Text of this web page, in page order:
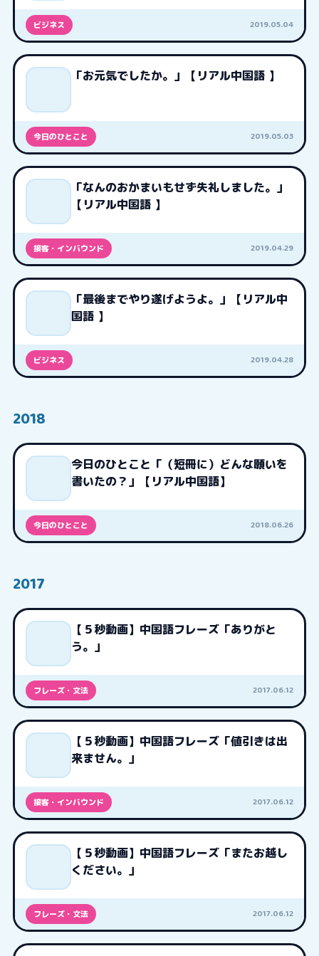
ビジネス 2019.05.04
「お元気でしたか。」【リアル中国語 】
今日のひとこと 2019.05.03
「なんのおかまいもせず失礼しました。」
【リアル中国語 】
接客・インバウンド 2019.04.29
「最後までやり遂げようよ。」【リアル中
国語 】
ビジネス 2019.04.28
2018
今日のひとこと「（短冊に）どんな願いを
書いたの？」【リアル中国語】
今日のひとこと 2018.06.26
2017
【５秒動画】中国語フレーズ「ありがと
う。」
フレーズ・文法 2017.06.12
【５秒動画】中国語フレーズ「値引きは出
来ません。」
接客・インバウンド 2017.06.12
【５秒動画】中国語フレーズ「またお越し
ください。」
フレーズ・文法 2017.06.12